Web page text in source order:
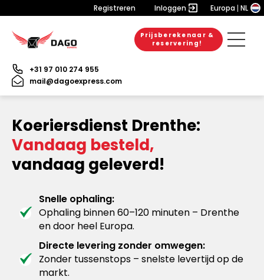
Registreren Inloggen Europa NL
Prijsberekenaar &
reservering!
+31 97 010 274 955
mail@dagoexpress.com
Koeriersdienst Drenthe:
Vandaag besteld,
vandaag geleverd!
Snelle ophaling:
Ophaling binnen 60–120 minuten – Drenthe
en door heel Europa.
Directe levering zonder omwegen:
Zonder tussenstops – snelste levertijd op de
markt.